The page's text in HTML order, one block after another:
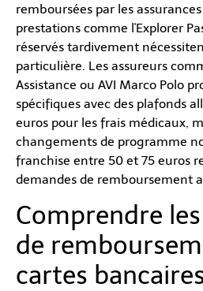
remboursées par les
prestations comme l'Explorer
réservés tardivement
particulière. Les assureurs
Assistance ou AVI Marco Polo
spécifiques avec des plafonds
euros pour les frais médicaux,
changements de programme
franchise entre 50 et 75 euros
demandes de remboursement
Comprendre
de
cartes